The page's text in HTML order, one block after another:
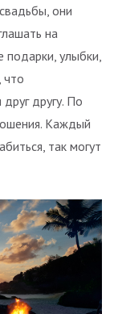
они
на
улыбки,
что
другу. По
Каждый
так могут